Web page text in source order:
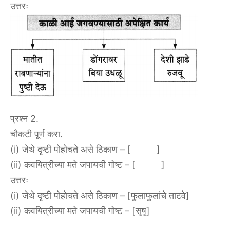
उत्तरः
प्रश्न 2.
चौकटी पूर्ण करा.
(i) जेथे दृष्टी पोहोचते असे ठिकाण – [ ]
(ii) कवयित्रीच्या मते जपायची गोष्ट – [ ]
उत्तरः
(i) जेथे दृष्टी पोहोचते असे ठिकाण – [फुलाफुलांचे ताटवे]
(ii) कवयित्रीच्या मते जपायची गोष्ट – [सृषृ]